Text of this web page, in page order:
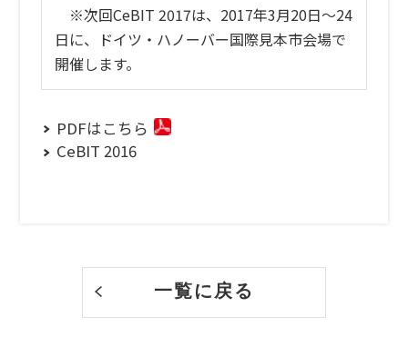
※次回CeBIT 2017は、2017年3月20日〜24
日に、ドイツ・ハノーバー国際見本市会場で
開催します。
PDFはこちら
CeBIT 2016
一覧に戻る